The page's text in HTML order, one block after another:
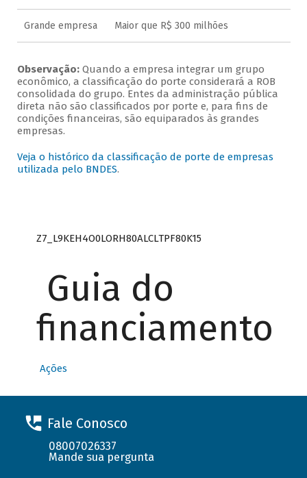
Grande empresa Maior que R$ 300 milhões
Observação:Quando a empresa integrar um grupo
econômico, a classificação do porte considerará a ROB
consolidada do grupo. Entes da administração pública
direta não são classificados por porte e, para fins de
condições financeiras, são equiparados às grandes
empresas.
Veja o histórico da classificação de porte de empresas
utilizada pelo BNDES.
Z7_L9KEH4O0LORH80ALCLTPF80K15
Guia do
financiamento
Ações
Fale Conosco
08007026337
Mande sua pergunta